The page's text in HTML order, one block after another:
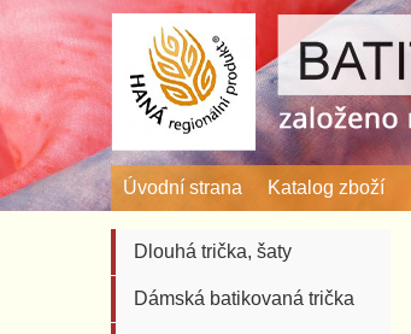
Úvodní strana Katalog zboží
Dlouhá trička, šaty
Dámská batikovaná trička